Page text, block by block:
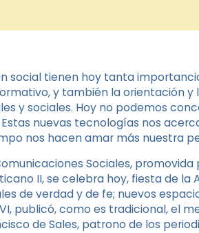
social tienen hoy tanta
y también la orientación y
y sociales. Hoy no podemos
nuevas tecnologías nos
nos hacen amar más nuestra
Sociales,
II, se celebra hoy, fiesta de la
de verdad y de fe; nuevos
publicó, como es tradicional, el
de Sales, patrono de los